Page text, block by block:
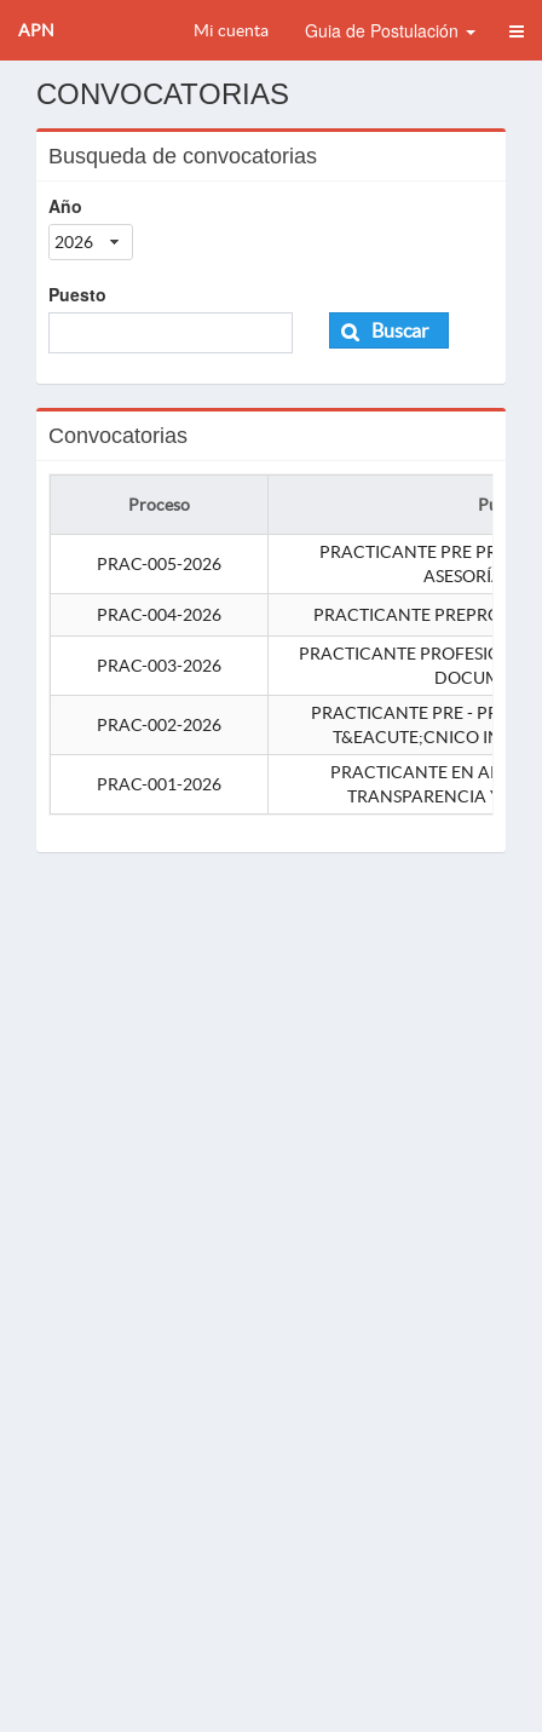
APN Mi cuenta Guia de Postulación
CONVOCATORIAS
Busqueda de convocatorias
Año
2026
Puesto
Buscar
Convocatorias
Proceso Puesto
PRAC-005-2026
PRACTICANTE PRE
ASESORÍA
PRAC-004-2026
PRACTICANTE
PRAC-003-2026
PRACTICANTE
PRAC-002-2026
PRACTICANTE PRE -
T&EACUTE;CNICO
PRAC-001-2026
PRACTICANTE EN APOYO
TRANSPARENCIA Y